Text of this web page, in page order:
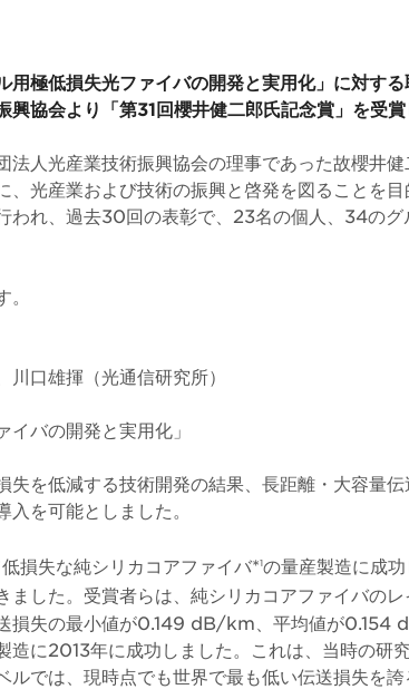
用極低損失光ファイバの開発と実用化」に対す
協会より「第31回櫻井健二郎氏記念賞」を受賞
法人光産業技術振興協会の理事であった故櫻井
、光産業および技術の振興と啓発を図ることを
われ、過去30回の表彰で、23名の個人、34のグ
口雄揮（光通信研究所）
イバの開発と実用化」
失を低減する技術開発の結果、長距離・大容量
を可能としました。
損失な純シリカコアファイバ*1の量産製造に成
ました。受賞者らは、純シリカコアファイバの
損失の最小値が0.149 dB/km、平均値が0.154
造に2013年に成功しました。これは、当時の研
では、現時点でも世界で最も低い伝送損失を誇